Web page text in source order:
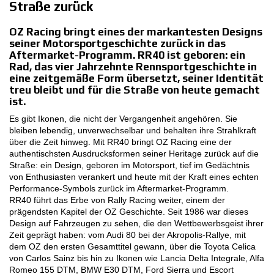
KONFIGURATOR 3D
Kontakt
B2B AREA
Jobs
DOWNLOAD AREA
GPSR
Straße zurück
OZ Racing bringt eines der markantesten Designs
seiner Motorsportgeschichte zurück in das
Aftermarket-Programm. RR40 ist geboren: ein
Rad, das vier Jahrzehnte Rennsportgeschichte in
eine zeitgemäße Form übersetzt, seiner Identität
treu bleibt und für die Straße von heute gemacht
ist.
Es gibt Ikonen, die nicht der Vergangenheit angehören. Sie
bleiben lebendig, unverwechselbar und behalten ihre Strahlkraft
über die Zeit hinweg. Mit RR40 bringt OZ Racing eine der
authentischsten Ausdrucksformen seiner Heritage zurück auf die
Straße: ein Design, geboren im Motorsport, tief im Gedächtnis
von Enthusiasten verankert und heute mit der Kraft eines echten
Performance-Symbols zurück im Aftermarket-Programm.
RR40 führt das Erbe von Rally Racing weiter, einem der
prägendsten Kapitel der OZ Geschichte. Seit 1986 war dieses
Design auf Fahrzeugen zu sehen, die den Wettbewerbsgeist ihrer
Zeit geprägt haben: vom Audi 80 bei der Akropolis-Rallye, mit
dem OZ den ersten Gesamttitel gewann, über die Toyota Celica
von Carlos Sainz bis hin zu Ikonen wie Lancia Delta Integrale, Alfa
Romeo 155 DTM, BMW E30 DTM, Ford Sierra und Escort